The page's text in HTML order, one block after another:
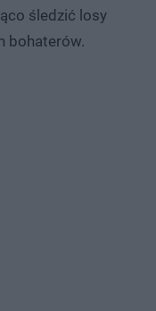
śledzić losy
bohaterów.